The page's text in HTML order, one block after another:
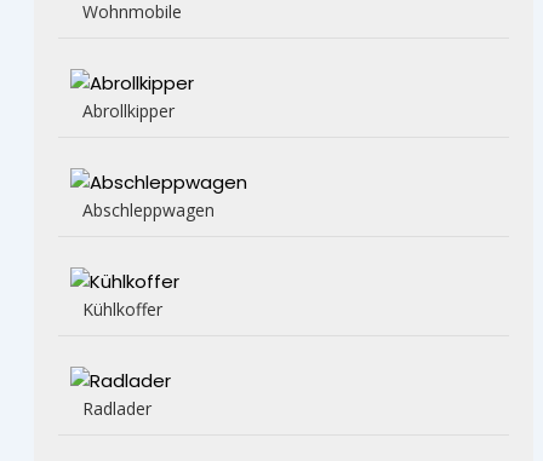
Wohnmobile
Abrollkipper
Abschleppwagen
Kühlkoffer
Radlader